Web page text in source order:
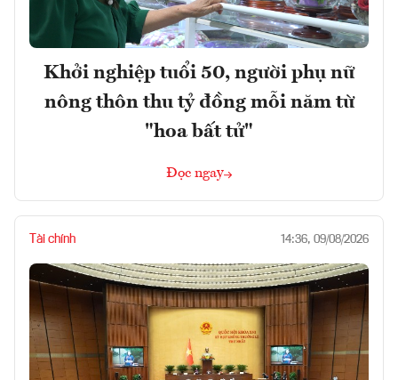
Khởi nghiệp tuổi 50, người phụ nữ
nông thôn thu tỷ đồng mỗi năm từ
"hoa bất tử"
Đọc ngay
Tài chính 14:36, 09/08/2026